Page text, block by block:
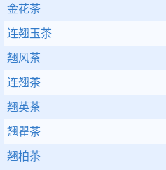
金花茶
连翘玉茶
翘风茶
连翘茶
翘英茶
翘瞿茶
翘柏茶